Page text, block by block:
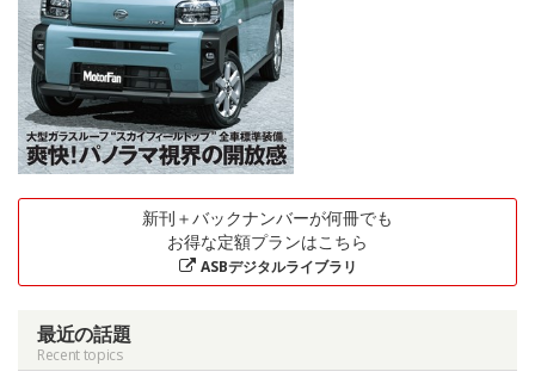
新刊＋バックナンバーが何冊でも
お得な定額プランはこちら
ASBデジタルライブラリ
最近の話題
Recent topics